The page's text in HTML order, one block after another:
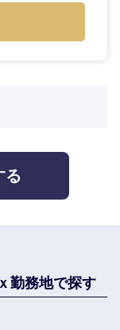
る
勤務地で探す